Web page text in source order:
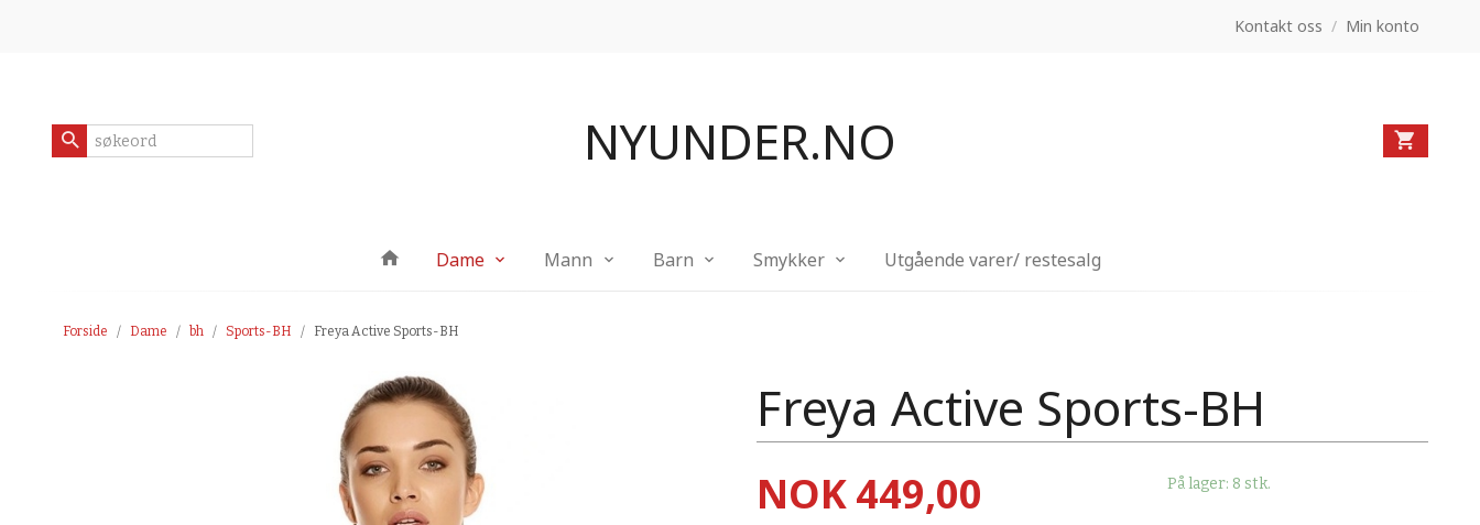
Kontakt oss / Min konto
NYUNDER.NO
Dame Mann Barn Smykker Utgående varer/ restesalg
Forside Dame bh Sports-BH Freya Active Sports-BH
Freya Active Sports-BH
Tilbud
NOK449,00 På lager: 8 stk.